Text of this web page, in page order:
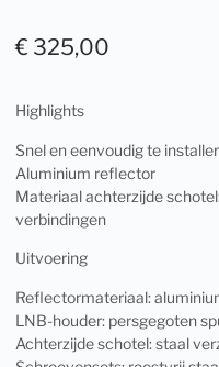
€ 325,00
Highlights
Snel en eenvoudig te
Aluminium reflector
Materiaal achterzijde
verbindingen
Uitvoering
Reflectormateriaal:
LNB-houder: persgegoten
Achterzijde schotel: staal